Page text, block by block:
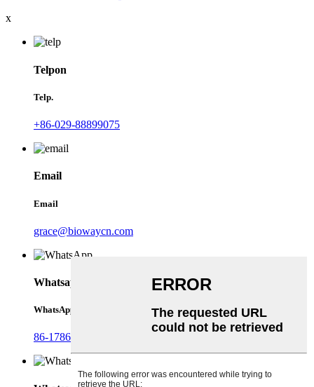
x
Telpon
Telp.
+86-029-88899075
Email
Email
grace@biowaycn.com
Whatsapp
WhatsApp
86-17868744306